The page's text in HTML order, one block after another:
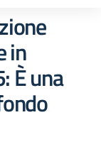
in
È una